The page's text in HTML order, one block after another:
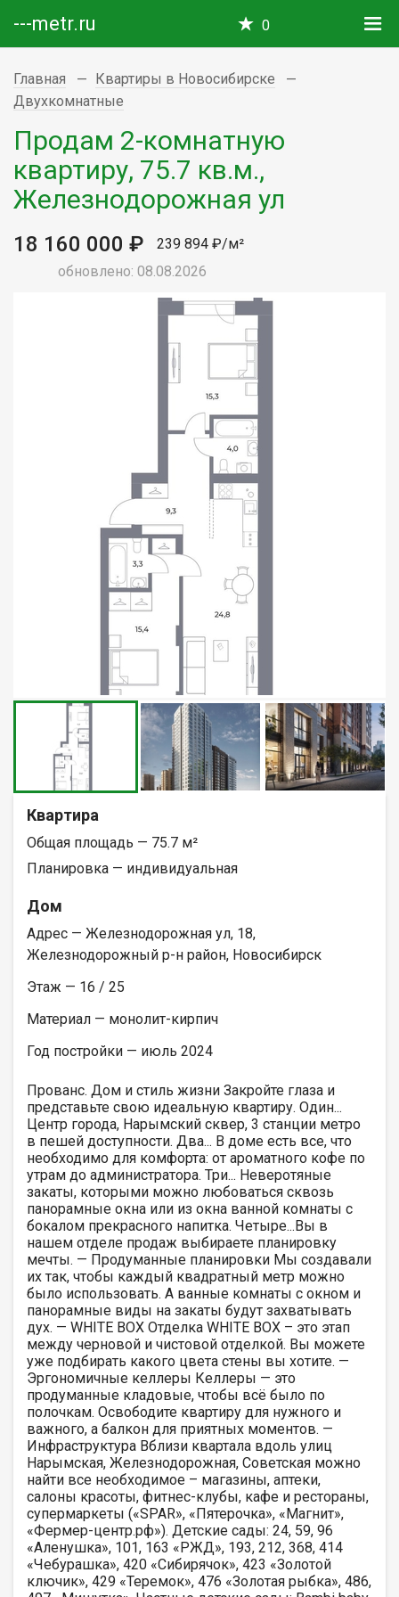
---metr.ru 0
Главная
Квартиры в Новосибирске
Двухкомнатные
Продам 2-комнатную
квартиру, 75.7 кв.м.,
Железнодорожная ул
18 160 000 ₽
239 894 ₽/м²
обновлено: 08.08.2026
Квартира
Общая площадь — 75.7 м²
Планировка — индивидуальная
Дом
Адрес — Железнодорожная ул, 18,
Железнодорожный р-н район, Новосибирск
Этаж — 16 / 25
Материал — монолит-кирпич
Год постройки — июль 2024
Прованс. Дом и стиль жизни Закройте глаза и
представьте свою идеальную квартиру. Один...
Центр города, Нарымский сквер, 3 станции метро
в пешей доступности. Два... В доме есть все, что
необходимо для комфорта: от ароматного кофе по
утрам до администратора. Три... Неверотяные
закаты, которыми можно любоваться сквозь
панорамные окна или из окна ванной комнаты с
бокалом прекрасного напитка. Четыре...Вы в
нашем отделе продаж выбираете планировку
мечты. — Продуманные планировки Мы создавали
их так, чтобы каждый квадратный метр можно
было использовать. А ванные комнаты с окном и
панорамные виды на закаты будут захватывать
дух. — WHITE BOX Отделка WHITE BOX – это этап
между черновой и чистовой отделкой. Вы можете
уже подбирать какого цвета стены вы хотите. —
Эргономичные келлеры Келлеры — это
продуманные кладовые, чтобы всё было по
полочкам. Освободите квартиру для нужного и
важного, а балкон для приятных моментов. —
Инфраструктура Вблизи квартала вдоль улиц
Нарымская, Железнодорожная, Советская можно
найти все необходимое – магазины, аптеки,
салоны красоты, фитнес-клубы, кафе и рестораны,
супермаркеты («SPAR», «Пятерочка», «Магнит»,
«Фермер-центр.рф»). Детские сады: 24, 59, 96
«Аленушка», 101, 163 «РЖД», 193, 212, 368, 414
«Чебурашка», 420 «Сибирячок», 423 «Золотой
ключик», 429 «Теремок», 476 «Золотая рыбка», 486,